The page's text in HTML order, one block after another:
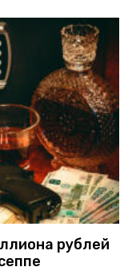
рублей